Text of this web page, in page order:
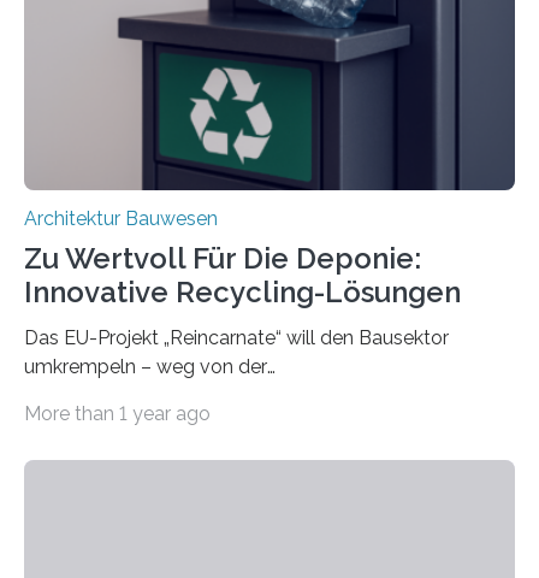
Bauteilen mit unterschiedlicher Lebensdauer, bei denen
irreversible Verbindungen den Austausch üblicherweise
erschweren. Hierzu untersuchten die Forschenden zwei
unterschiedliche Zugänge. Einerseits klebten sie…
Architektur Bauwesen
Zu Wertvoll Für Die Deponie:
Innovative Recycling-Lösungen
Das EU-Projekt „Reincarnate“ will den Bausektor
umkrempeln – weg von der
Kreislaufwirtschaft Bei dem schwedischen
More than 1 year ago